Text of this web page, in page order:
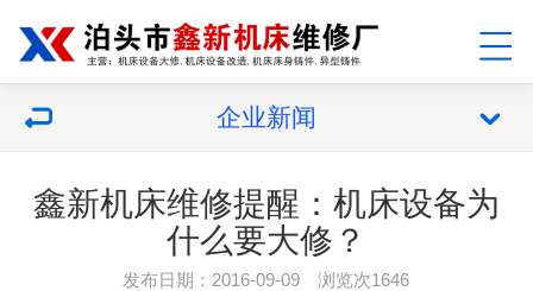
企业新闻
鑫新机床维修提醒：机床设备为
什么要大修？
发布日期：2016-09-09 浏览次1646